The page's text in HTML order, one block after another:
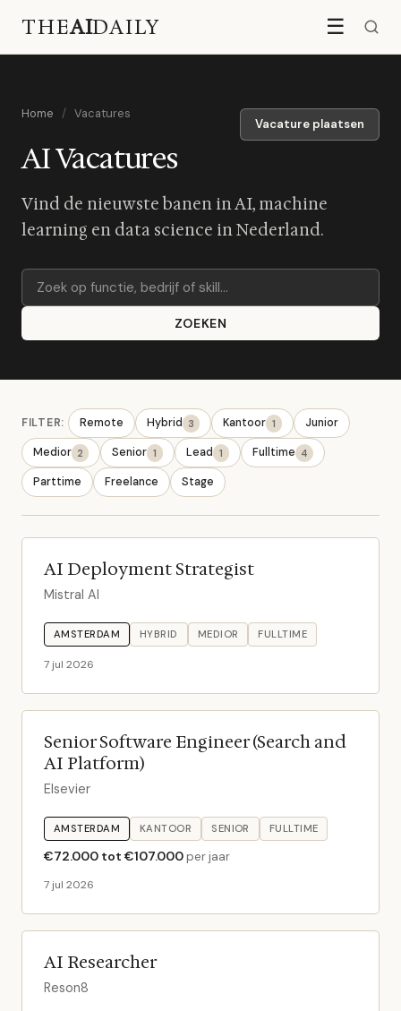
THEAIDAILY ☰
Home / Vacatures
Vacature plaatsen
AI Vacatures
Vind de nieuwste banen in AI, machine
learning en data science in Nederland.
ZOEKEN
FILTER: Remote Hybrid 3 Kantoor 1 Junior
Medior 2 Senior 1 Lead 1 Fulltime 4
Parttime Freelance Stage
AI Deployment Strategist
Mistral AI
AMSTERDAM HYBRID MEDIOR FULLTIME
7 jul 2026
Senior Software Engineer (Search and
AI Platform)
Elsevier
AMSTERDAM KANTOOR SENIOR FULLTIME
€72.000 tot €107.000per jaar
7 jul 2026
AI Researcher
Reson8